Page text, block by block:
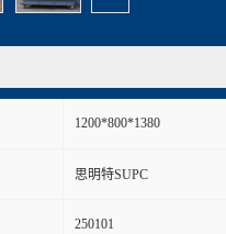
1200*800*1380
思明特SUPC
250101